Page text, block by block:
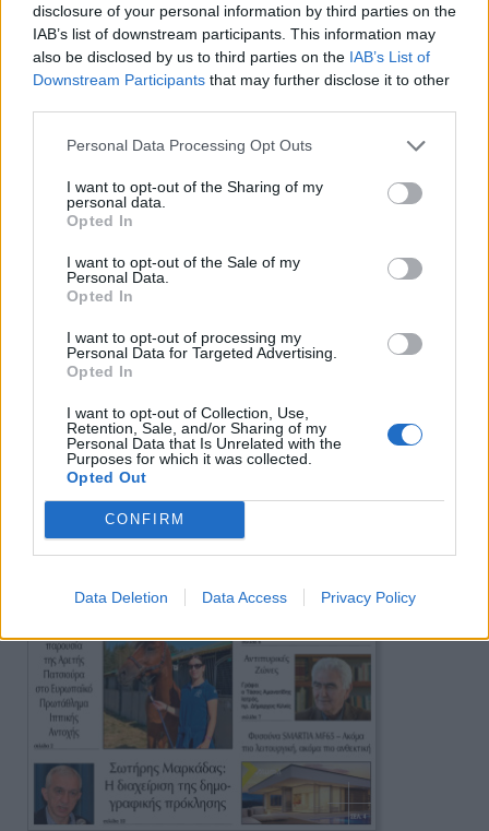
disclosure of your personal information by third parties on the
IAB’s list of downstream participants. This information may
also be disclosed by us to third parties on the IAB’s List of
Downstream Participants that may further disclose it to other
Personal Data Processing Opt Outs
I want to opt-out of the Sharing of my
personal data.
Opted In
I want to opt-out of the Sale of my
Personal Data.
Opted In
I want to opt-out of processing my
Personal Data for Targeted Advertising.
Opted In
I want to opt-out of Collection, Use,
Retention, Sale, and/or Sharing of my
Personal Data that Is Unrelated with the
Purposes for which it was collected.
Opted Out
CONFIRM
Data Deletion Data Access Privacy Policy
Πρωινή